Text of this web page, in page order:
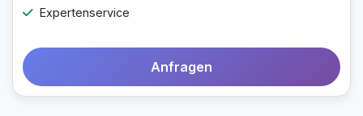
Expertenservice
Anfragen